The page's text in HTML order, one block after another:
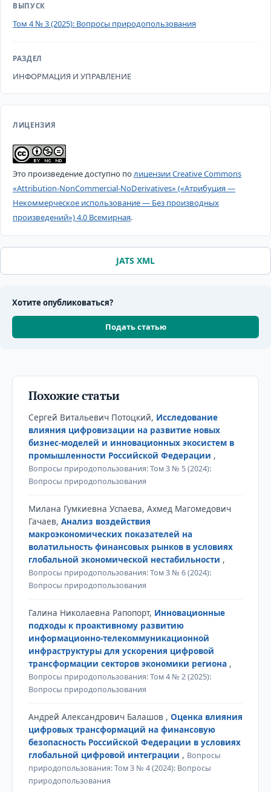
ВЫПУСК
Том 4 № 3 (2025): Вопросы природопользования
РАЗДЕЛ
ИНФОРМАЦИЯ И УПРАВЛЕНИЕ
ЛИЦЕНЗИЯ
Это произведение доступно полицензии Creative Commons
«Attribution-NonCommercial-NoDerivatives» («Атрибуция —
Некоммерческое использование — Без производных
произведений») 4.0 Всемирная.
JATS XML
Хотите опубликоваться?
Подать статью
Похожие статьи
Сергей Витальевич Потоцкий, Исследование
влияния цифровизации на развитие новых
бизнес-моделей и инновационных экосистем в
промышленности Российской Федерации ,
Вопросы природопользования: Том 3 № 5 (2024):
Вопросы природопользования
Милана Гумкиевна Успаева, Ахмед Магомедович
Гачаев, Анализ воздействия
макроэкономических показателей на
волатильность финансовых рынков в условиях
глобальной экономической нестабильности ,
Вопросы природопользования: Том 3 № 6 (2024):
Вопросы природопользования
Галина Николаевна Рапопорт, Инновационные
подходы к проактивному развитию
информационно-телекоммуникационной
инфраструктуры для ускорения цифровой
трансформации секторов экономики региона ,
Вопросы природопользования: Том 4 № 2 (2025):
Вопросы природопользования
Андрей Александрович Балашов , Оценка влияния
цифровых трансформаций на финансовую
безопасность Российской Федерации в условиях
глобальной цифровой интеграции , Вопросы
природопользования: Том 3 № 4 (2024): Вопросы
природопользования